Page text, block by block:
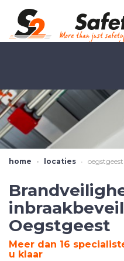
home locaties oegstgeest
Oegstgeest
Meer dan 16
u klaar